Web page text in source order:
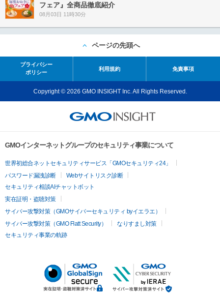
フェア』全商品徹底紹介
08月03日 11時30分
ページの先頭へ
プライバシー
ポリシー
利用規約 免責事項
Copyright © 2026 GMO INSIGHT Inc. All Rights Reserved.
GMOインターネットグループのセキュリティ事業について
世界初総合ネットセキュリティサービス「GMOセキュリティ24」
パスワード漏洩診断
Webサイトリスク診断
セキュリティ相談AIチャットボット
実在証明・盗聴対策
サイバー攻撃対策（GMOサイバーセキュリティ byイエラエ）
サイバー攻撃対策（GMO Flatt Security）
なりすまし対策
セキュリティ事業の軌跡